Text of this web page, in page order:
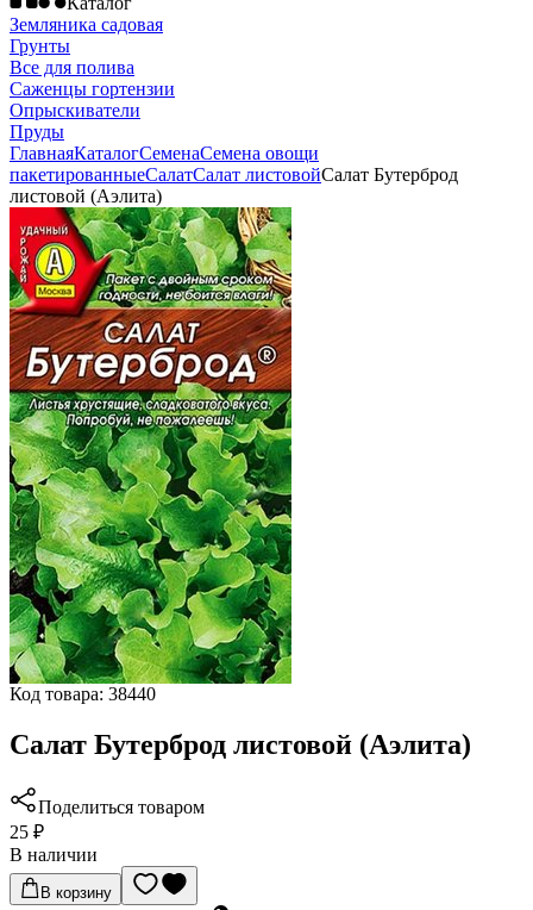
Земляника садовая
Грунты
Все для полива
Саженцы гортензии
Опрыскиватели
Пруды
ГлавнаяКаталогСеменаСемена овощи
пакетированныеСалатСалат листовойСалат Бутерброд
листовой (Аэлита)
Код товара: 38440
Салат Бутерброд листовой (Аэлита)
Поделиться товаром
25 ₽
В наличии
В корзину